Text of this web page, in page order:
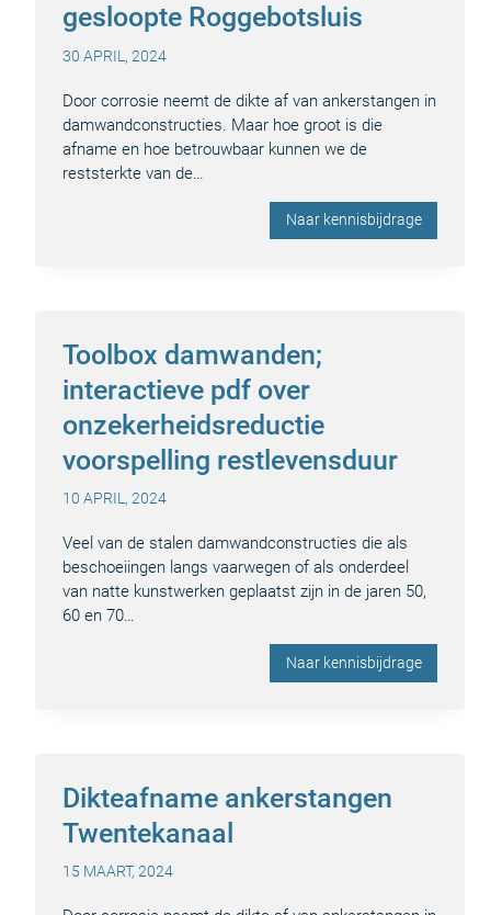
gesloopte Roggebotsluis
30 APRIL, 2024
Door corrosie neemt de dikte af van ankerstangen in
damwandconstructies. Maar hoe groot is die
afname en hoe betrouwbaar kunnen we de
reststerkte van de…
Naar kennisbijdrage
Toolbox damwanden;
interactieve pdf over
onzekerheidsreductie
voorspelling restlevensduur
10 APRIL, 2024
Veel van de stalen damwandconstructies die als
beschoeiingen langs vaarwegen of als onderdeel
van natte kunstwerken geplaatst zijn in de jaren 50,
60 en 70…
Naar kennisbijdrage
Dikteafname ankerstangen
Twentekanaal
15 MAART, 2024